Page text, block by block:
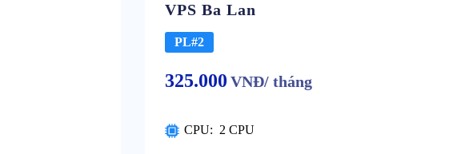
VPS Ba Lan
PL#2
325.000 VNĐ/ tháng
CPU: 2 CPU